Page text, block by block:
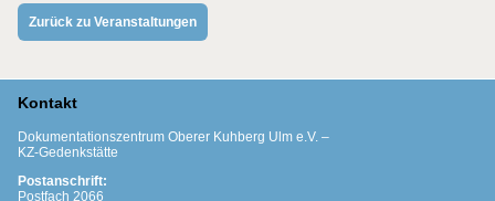
Zurück zu Veranstaltungen
Kontakt
Dokumentationszentrum Oberer Kuhberg Ulm e.V. –
KZ-Gedenkstätte
Postanschrift:
Postfach 2066